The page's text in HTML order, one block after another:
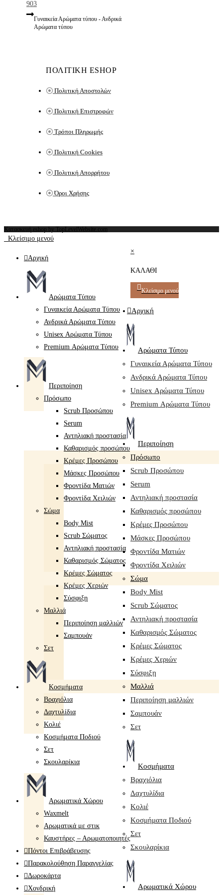
Γυναικεία Αρώματα τύπου - Ανδρικά
Αρώματα τύπου
ΠΟΛΙΤΙΚΗ ESHOP
Πολιτική Αποστολών
Πολιτική Επιστροφών
Τρόποι Πληρωμής
Πολιτική Cookies
Πολιτική Απορρήτου
Όροι Χρήσης
Κατασκευή eshop by TopLevelWebsite.com
Κλείσιμο μενού
Αρχική
Αρώματα Τύπου
Γυναικεία Αρώματα Τύπου
Ανδρικά Αρώματα Τύπου
Unisex Αρώματα Τύπου
Premium Αρώματα Τύπου
Περιποίηση
Πρόσωπο
Scrub Προσώπου
Serum
Αντηλιακή προστασία
Καθαρισμός προσώπου
Κρέμες Προσώπου
Μάσκες Προσώπου
Φροντίδα Ματιών
Φροντίδα Χειλιών
Σώμα
Body Mist
Scrub Σώματος
Αντηλιακή προστασία
Καθαρισμός Σώματος
Κρέμες Σώματος
Κρέμες Χεριών
Σύσφιξη
Mαλλιά
Περιποίηση μαλλιών
Σαμπουάν
Σετ
Κοσμήματα
Βραχιόλια
Δαχτυλίδια
Κολιέ
Κοσμήματα Ποδιού
Σετ
Σκουλαρίκια
Αρωματικά Χώρου
Waxmelt
Αρωματικά με στικ
Καυστήρες – Αρωματοποιητές
Πόντοι Επιβράβευσης
Παρακολούθηση Παραγγελίας
Δωροκάρτα
Χονδρική
×
ΚΑΛΑΘΙ
Κλείσιμο μενού
Αρχική
Αρώματα Τύπου
Γυναικεία Αρώματα Τύπου
Ανδρικά Αρώματα Τύπου
Unisex Αρώματα Τύπου
Premium Αρώματα Τύπου
Περιποίηση
Πρόσωπο
Scrub Προσώπου
Serum
Αντηλιακή προστασία
Καθαρισμός προσώπου
Κρέμες Προσώπου
Μάσκες Προσώπου
Φροντίδα Ματιών
Φροντίδα Χειλιών
Σώμα
Body Mist
Scrub Σώματος
Αντηλιακή προστασία
Καθαρισμός Σώματος
Κρέμες Σώματος
Κρέμες Χεριών
Σύσφιξη
Mαλλιά
Περιποίηση μαλλιών
Σαμπουάν
Σετ
Κοσμήματα
Βραχιόλια
Δαχτυλίδια
Κολιέ
Κοσμήματα Ποδιού
Σετ
Σκουλαρίκια
Αρωματικά Χώρου